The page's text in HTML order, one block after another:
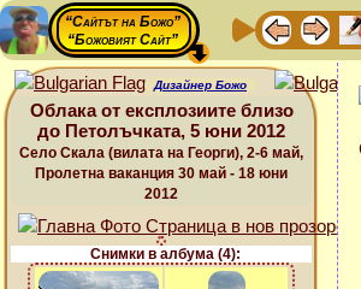
“Сайтът на Божо”
“Божовият Сайт”
Дизайнер Божо
Облака от експлозиите близо
до Петолъчката, 5 юни 2012
Село Скала (вилата на Георги), 2-6 май,
Пролетна ваканция 30 май - 18 юни
2012
Снимки в албума (4):